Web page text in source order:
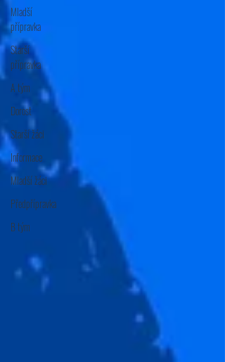
Mladší
přípravka
Starší
přípravka
A tým
Dorost
Starší žáci
Informace
Mladší žáci
Předpřípravka
B tým